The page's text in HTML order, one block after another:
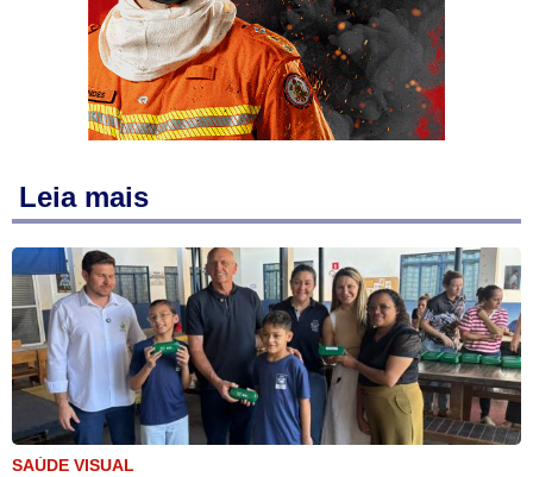
Leia mais
SAÚDE VISUAL